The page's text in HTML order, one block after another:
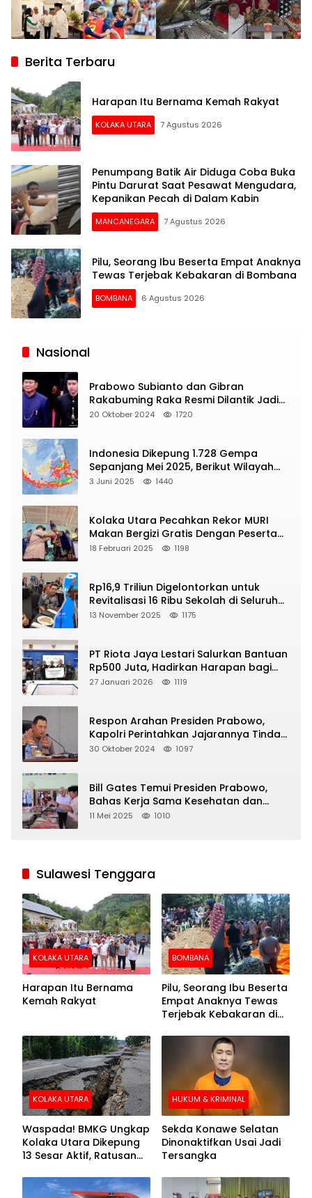
Berita Terbaru
Harapan Itu Bernama Kemah Rakyat
KOLAKA UTARA 7 Agustus 2026
Penumpang Batik Air Diduga Coba Buka
Pintu Darurat Saat Pesawat Mengudara,
Kepanikan Pecah di Dalam Kabin
MANCANEGARA 7 Agustus 2026
Pilu, Seorang Ibu Beserta Empat Anaknya
Tewas Terjebak Kebakaran di Bombana
BOMBANA 6 Agustus 2026
Siaran
Nasional
Prabowo Subianto dan Gibran
Rakabuming Raka Resmi Dilantik Jadi
Presiden dan Wapres RI
20 Oktober 2024 1720
Indonesia Dikepung 1.728 Gempa
Sepanjang Mei 2025, Berikut Wilayah
Yang Intens Diguncang!
3 Juni 2025 1440
Kolaka Utara Pecahkan Rekor MURI
Makan Bergizi Gratis Dengan Peserta
Terbanyak
18 Februari 2025 1198
Rp16,9 Triliun Digelontorkan untuk
Revitalisasi 16 Ribu Sekolah di Seluruh
Indonesia
13 November 2025 1175
PT Riota Jaya Lestari Salurkan Bantuan
Rp500 Juta, Hadirkan Harapan bagi
Korban Bencana di Sumatera
27 Januari 2026 1119
Respon Arahan Presiden Prabowo,
Kapolri Perintahkan Jajarannya Tindak
Tegas Pelaku Judi Online
30 Oktober 2024 1097
Bill Gates Temui Presiden Prabowo,
Bahas Kerja Sama Kesehatan dan
Program Makan Bergizi Gratis
11 Mei 2025 1010
Sulawesi Tenggara
KOLAKA UTARA
Harapan Itu Bernama
Kemah Rakyat
BOMBANA
Pilu, Seorang Ibu Beserta
Empat Anaknya Tewas
Terjebak Kebakaran di
KOLAKA UTARA
Waspada! BMKG Ungkap
Kolaka Utara Dikepung
13 Sesar Aktif, Ratusan
HUKUM & KRIMINAL
Sekda Konawe Selatan
Dinonaktifkan Usai Jadi
Tersangka